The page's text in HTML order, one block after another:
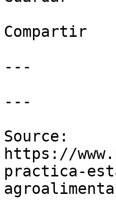
Compartir
---
---
Source:
https://
practica-